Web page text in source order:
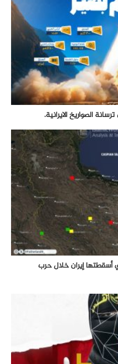
الصواريخ الايرانية.
أسقطتها إيران خلال حرب